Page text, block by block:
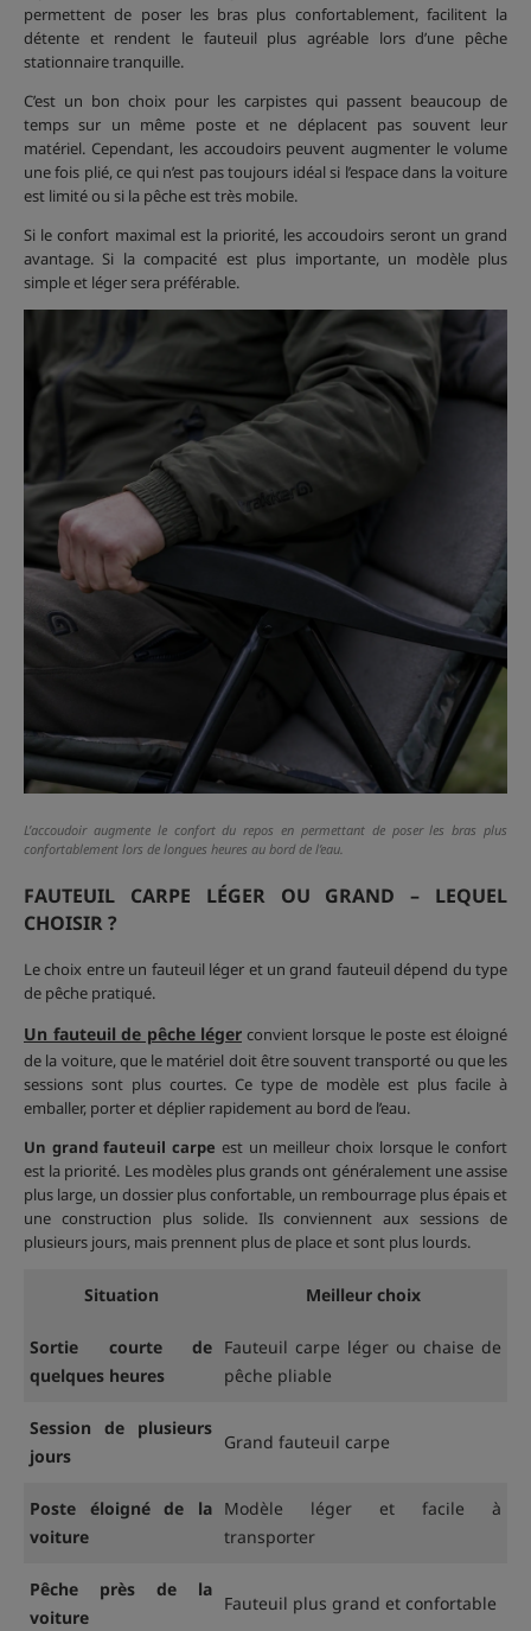
permettent de poser les bras plus confortablement, facilitent la
détente et rendent le fauteuil plus agréable lors d’une pêche
stationnaire tranquille.
C’est un bon choix pour les carpistes qui passent beaucoup de
temps sur un même poste et ne déplacent pas souvent leur
matériel. Cependant, les accoudoirs peuvent augmenter le volume
une fois plié, ce qui n’est pas toujours idéal si l’espace dans la voiture
est limité ou si la pêche est très mobile.
Si le confort maximal est la priorité, les accoudoirs seront un grand
avantage. Si la compacité est plus importante, un modèle plus
simple et léger sera préférable.
L’accoudoir augmente le confort du repos en permettant de poser les bras plus
confortablement lors de longues heures au bord de l’eau.
FAUTEUIL CARPE LÉGER OU GRAND – LEQUEL
CHOISIR ?
Le choix entre un fauteuil léger et un grand fauteuil dépend du type
de pêche pratiqué.
Un fauteuil de pêche léger convient lorsque le poste est éloigné
de la voiture, que le matériel doit être souvent transporté ou que les
sessions sont plus courtes. Ce type de modèle est plus facile à
emballer, porter et déplier rapidement au bord de l’eau.
Un grand fauteuil carpe est un meilleur choix lorsque le confort
est la priorité. Les modèles plus grands ont généralement une assise
plus large, un dossier plus confortable, un rembourrage plus épais et
une construction plus solide. Ils conviennent aux sessions de
plusieurs jours, mais prennent plus de place et sont plus lourds.
Situation Meilleur choix
Sortie courte de
quelques heures
Fauteuil carpe léger ou chaise de
pêche pliable
Session de plusieurs
jours
Grand fauteuil carpe
Poste éloigné de la
voiture
Modèle léger et facile à
transporter
Pêche près de la
voiture
Fauteuil plus grand et confortable